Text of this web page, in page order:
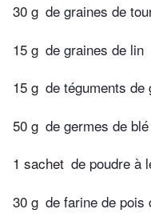
30 g de graines de
15 g de graines de lin
15 g de téguments
50 g de germes de blé
1 sachet de poudre à
30 g de farine de pois